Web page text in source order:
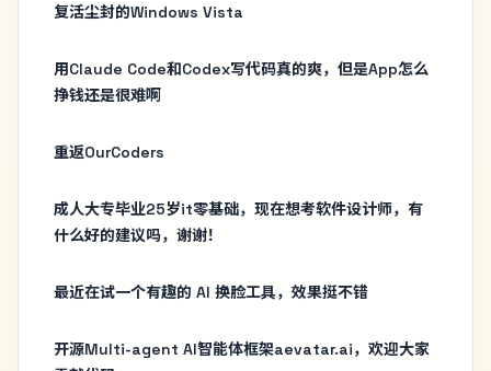
复活尘封的Windows Vista
用Claude Code和Codex写代码真的爽，但是App怎么
挣钱还是很难啊
重返OurCoders
成人大专毕业25岁it零基础，现在想考软件设计师，有
什么好的建议吗，谢谢！
最近在试一个有趣的 AI 换脸工具，效果挺不错
开源Multi-agent AI智能体框架aevatar.ai，欢迎大家